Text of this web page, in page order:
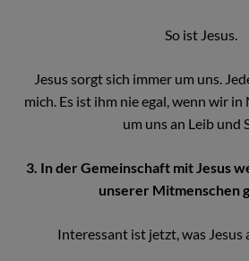
So ist Jesus.
Jesus sorgt sich immer um uns.
mich. Es ist ihm nie egal, wenn wir
um uns an Leib und
3. In der Gemeinschaft mit Jesus
unserer Mitmenschen
Interessant ist jetzt, was Jesus